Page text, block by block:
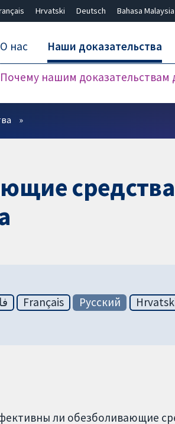
Hrvatski Deutsch Bahasa Malaysia
О нас Наши доказательства
Почему нашим доказательствам
Français Русский
ли обезболивающие